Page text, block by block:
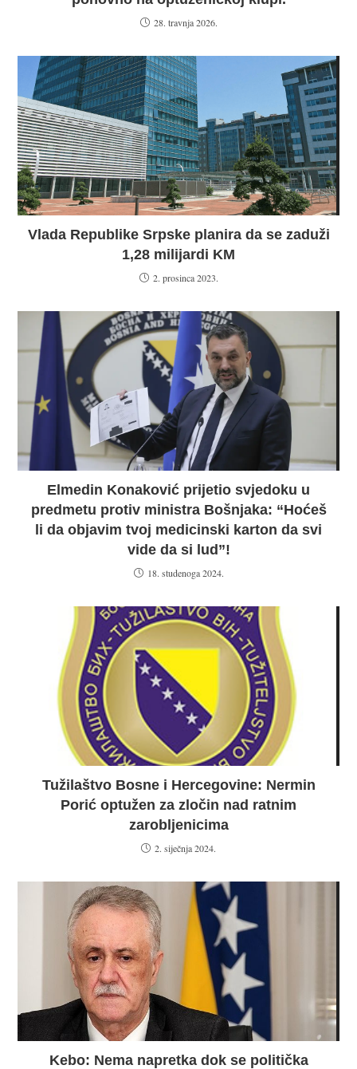
28. travnja 2026.
Vlada Republike Srpske planira da se zaduži
1,28 milijardi KM
2. prosinca 2023.
Elmedin Konaković prijetio svjedoku u
predmetu protiv ministra Bošnjaka: “Hoćeš
li da objavim tvoj medicinski karton da svi
vide da si lud”!
18. studenoga 2024.
Tužilaštvo Bosne i Hercegovine: Nermin
Porić optužen za zločin nad ratnim
zarobljenicima
2. siječnja 2024.
Kebo: Nema napretka dok se politička